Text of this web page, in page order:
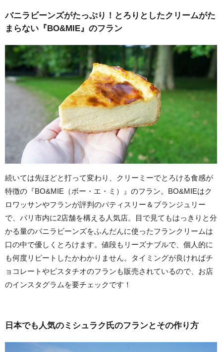
バニラビーンズがたっぷり！とろりとしたクリームがた
まらない『BO&MIE』のフラン
続いては先ほどと打って変わり、クリーミーでとろける食感が
特徴の『BO&MIE（ボー・エ・ミ）』のフラン。BO&MIEはク
ロワッサンやフランが評判のパティスリー＆ブランジュリー
で、パリ市内に2店舗を構える人気店。目で見てもはっきりと分
かる量のバニラビーンズをふんだんに使ったフランクリームは
口の中で優しくとろけます。値段もリーズナブルで、個人的に
も何度リピートしたかわかりません。タイミングが良ければチ
ョコレートやピスタチオのフランも販売されているので、お店
のインスタグラムを要チェックです！
日本でも人気のミシュラク氏のフランとその作り方